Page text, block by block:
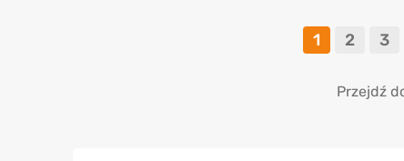
1 2 3
Przejdź